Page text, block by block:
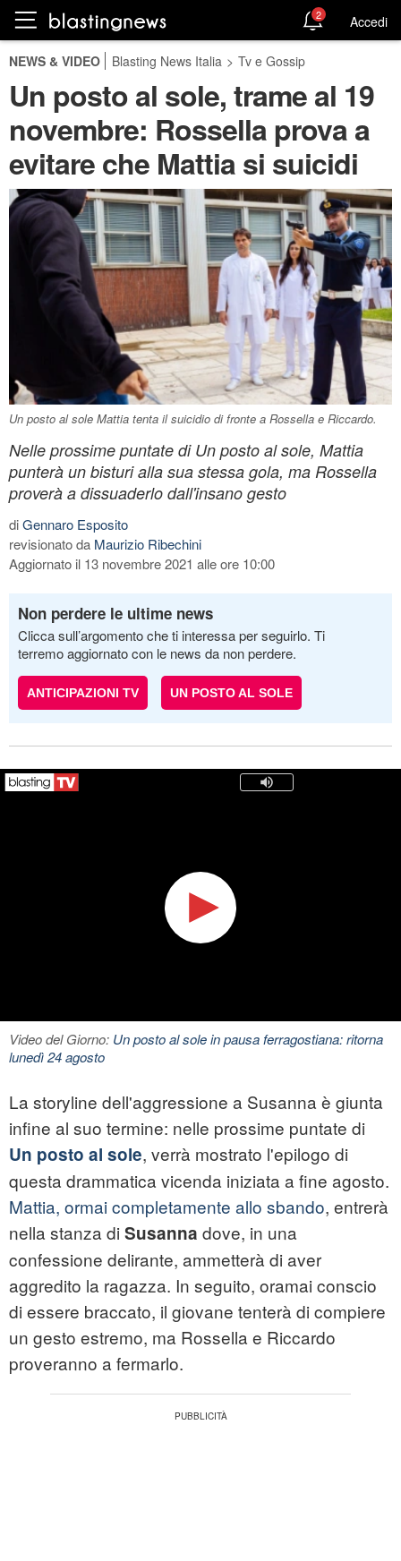
2 Accedi
NEWS & VIDEO Blasting News Italia > Tv e Gossip
Un posto al sole, trame al 19
novembre: Rossella prova a
evitare che Mattia si suicidi
Un posto al sole Mattia tenta il suicidio di fronte a Rossella e Riccardo.
Nelle prossime puntate di Un posto al sole, Mattia
punterà un bisturi alla sua stessa gola, ma Rossella
proverà a dissuaderlo dall'insano gesto
diGennaro Esposito
revisionato da Maurizio Ribechini
Aggiornato il 13 novembre 2021 alle ore 10:00
Non perdere le ultime news
Clicca sull’argomento che ti interessa per seguirlo. Ti
terremo aggiornato con le news da non perdere.
ANTICIPAZIONI TV UN POSTO AL SOLE
Video del Giorno: Un posto al sole in pausa ferragostiana: ritorna
lunedì 24 agosto
La storyline dell'aggressione a Susanna è giunta
infine al suo termine: nelle prossime puntate di
Un posto al sole, verrà mostrato l'epilogo di
questa drammatica vicenda iniziata a fine agosto.
Mattia, ormai completamente allo sbando, entrerà
nella stanza di Susanna dove, in una
confessione delirante, ammetterà di aver
aggredito la ragazza. In seguito, oramai conscio
di essere braccato, il giovane tenterà di compiere
un gesto estremo, ma Rossella e Riccardo
proveranno a fermarlo.